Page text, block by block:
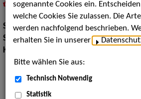
inMeine Merklistelegen
Show:Karneval, Moderation
Show Acts: Comedy, Kabarett
Karneval:
sogenannte Cookies ein.
welche Cookies Sie zulassen. Die
werden nachfolgend beschrieben.
erhalten Sie in unserer
Bitte wählen Sie aus:
Technisch Notwendig
Statistik